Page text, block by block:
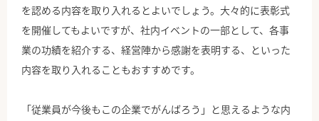
を認める内容を取り入れるとよいでしょう。大々的に表彰式
を開催してもよいですが、社内イベントの一部として、各事
業の功績を紹介する、経営陣から感謝を表明する、といった
内容を取り入れることもおすすめです。
「従業員が今後もこの企業でがんばろう」と思えるような内